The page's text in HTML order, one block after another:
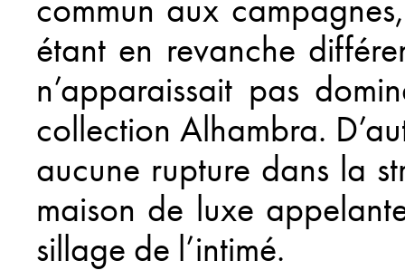
étant en revanche
n’apparaissait pas
collection Alhambra.
aucune rupture dans la
maison de luxe
sillage de l’intimé.